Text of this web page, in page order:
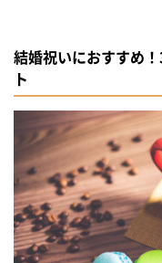
結婚祝いにおすすめ
ト